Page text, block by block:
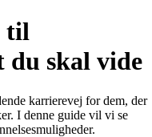
til
skal vide
karrierevej for dem, der
I denne guide vil vi se